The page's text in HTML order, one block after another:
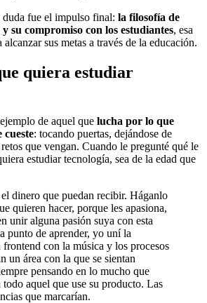
fue el impulso final: la filosofía de
su compromiso con los estudiantes, esa
sus metas a través de la educación.
quiera estudiar
de aquel que lucha por lo que
cueste: tocando puertas, dejándose de
que vengan. Cuando le pregunté qué le
estudiar tecnología, sea de la edad que
dinero que puedan recibir. Háganlo
quieren hacer, porque les apasiona,
unir alguna pasión suya con esta
punto de aprender, yo uní la
con la música y los procesos
un área con la que se sientan
pensando en lo mucho que
aquel que use su producto. Las
que marcarían.